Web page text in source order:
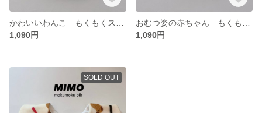
1,090円
1,090円
SOLD OUT